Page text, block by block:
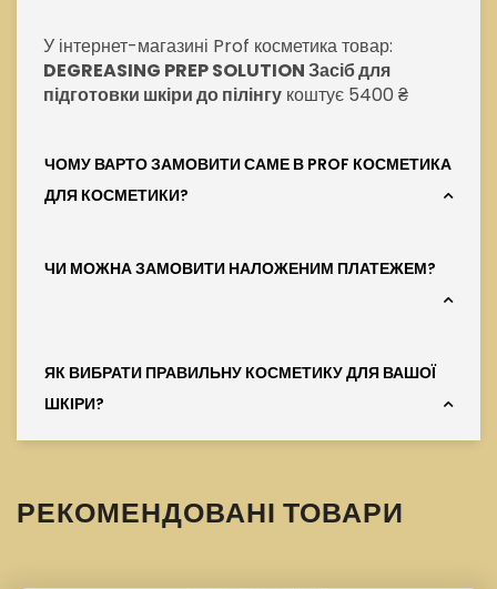
У інтернет-магазині Prof косметика товар:
DEGREASING PREP SOLUTION Засіб для
підготовки шкіри до пілінгу коштує 5400 ₴
ЧОМУ ВАРТО ЗАМОВИТИ САМЕ В PROF КОСМЕТИКА
ДЛЯ КОСМЕТИКИ?
ЧИ МОЖНА ЗАМОВИТИ НАЛОЖЕНИМ ПЛАТЕЖЕМ?
ЯК ВИБРАТИ ПРАВИЛЬНУ КОСМЕТИКУ ДЛЯ ВАШОЇ
ШКІРИ?
РЕКОМЕНДОВАНІ ТОВАРИ